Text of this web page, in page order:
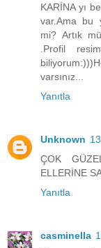
KARİNA yı
var.Ama bu
mi? Artık
.Profil
varsınız...
Yanıtla
Unknown
ÇOK
ELLERİNE
Yanıtla
casminella